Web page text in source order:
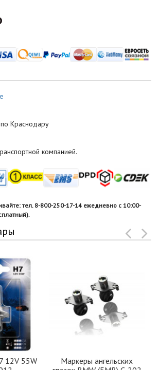
Краснодару
компанией.
тел. 8-800-250-17-14 ежедневно с 10:00-
12V 55W
Маркеры ангельских